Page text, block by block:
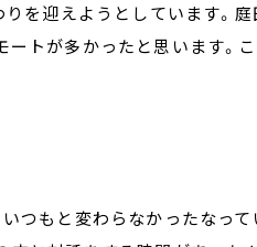
を迎えようとしています。
トが多かったと思います。
つもと変わらなかったなっ